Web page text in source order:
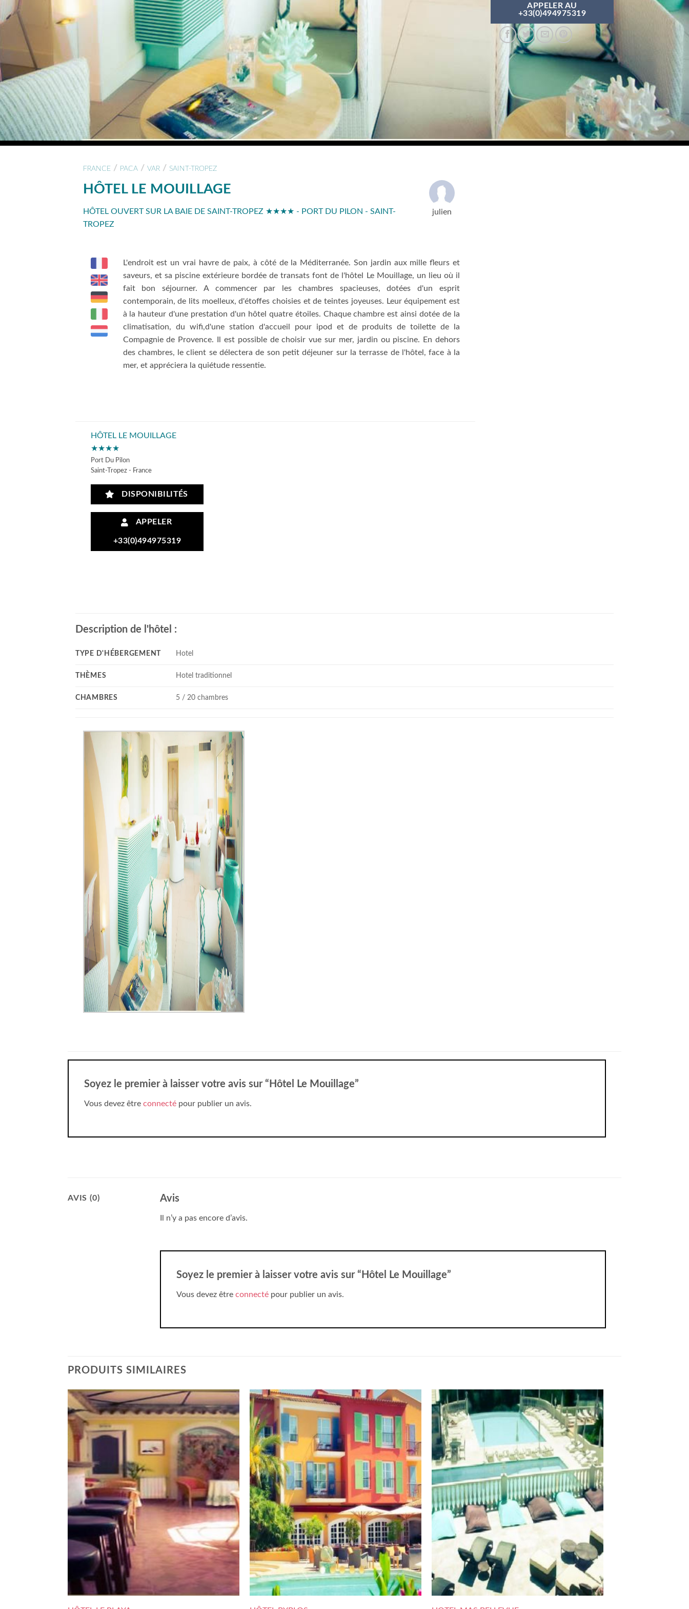
FRANCE / PACA / VAR / SAINT-TROPEZ
HÔTEL LE MOUILLAGE
HÔTEL OUVERT SUR LA BAIE DE SAINT-TROPEZ ★★★★ - PORT DU PILON - SAINT-
TROPEZ
julien
L'endroit est un vrai havre de paix, à côté de la Méditerranée. Son jardin aux mille fleurs et
saveurs, et sa piscine extérieure bordée de transats font de l'hôtel Le Mouillage, un lieu où il
fait bon séjourner. A commencer par les chambres spacieuses, dotées d'un esprit
contemporain, de lits moelleux, d'étoffes choisies et de teintes joyeuses. Leur équipement est
à la hauteur d'une prestation d'un hôtel quatre étoiles. Chaque chambre est ainsi dotée de la
climatisation, du wifi,d'une station d'accueil pour ipod et de produits de toilette de la
Compagnie de Provence. Il est possible de choisir vue sur mer, jardin ou piscine. En dehors
des chambres, le client se délectera de son petit déjeuner sur la terrasse de l'hôtel, face à la
mer, et appréciera la quiétude ressentie.
HÔTEL LE MOUILLAGE
★★★★
Port Du Pilon
Saint-Tropez - France
DISPONIBILITÉS
APPELER
+33(0)494975319
APPELER AU
+33(0)494975319
Description de l'hôtel :
TYPE D'HÉBERGEMENT Hotel
THÈMES Hotel traditionnel
CHAMBRES 5 / 20 chambres
Soyez le premier à laisser votre avis sur “Hôtel Le Mouillage”
Vous devez être connecté pour publier un avis.
AVIS (0) Avis
Il n’y a pas encore d’avis.
Soyez le premier à laisser votre avis sur “Hôtel Le Mouillage”
Vous devez être connecté pour publier un avis.
PRODUITS SIMILAIRES